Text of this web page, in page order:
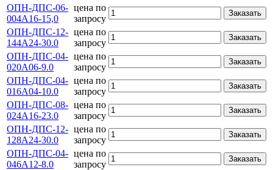
ОПН-ДПС-06-
004A16-15,0
цена по
запросу
Заказать
ОПН-ДПС-12-
144А24-30.0
цена по
запросу
Заказать
ОПН-ДПС-04-
020А06-9.0
цена по
запросу
Заказать
ОПН-ДПС-04-
016А04-10.0
цена по
запросу
Заказать
ОПН-ДПС-08-
024А16-23.0
цена по
запросу
Заказать
ОПН-ДПС-12-
128А24-30.0
цена по
запросу
Заказать
ОПН-ДПС-04-
046А12-8.0
цена по
запросу
Заказать